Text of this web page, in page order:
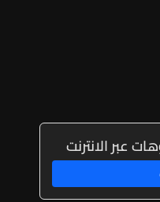
عبر الانترنت